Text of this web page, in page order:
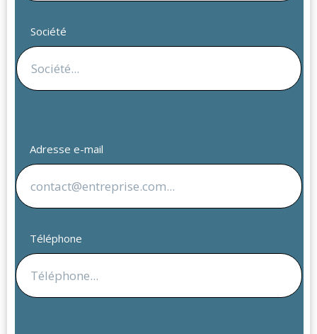
Société
Adresse e-mail
Téléphone